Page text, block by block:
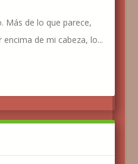
Más de lo que parece,
de mi cabeza, lo...